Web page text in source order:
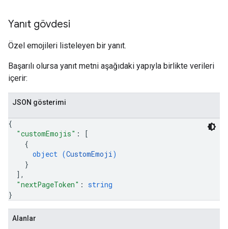
Yanıt gövdesi
Özel emojileri listeleyen bir yanıt.
Başarılı olursa yanıt metni aşağıdaki yapıyla birlikte verileri
içerir:
JSON gösterimi
{
"customEmojis" :
[
{
object (CustomEmoji)
}
] ,
"nextPageToken" : string
}
Alanlar